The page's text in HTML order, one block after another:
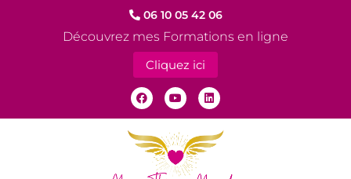
06 10 05 42 06
Découvrez mes Formations en ligne
Cliquez ici